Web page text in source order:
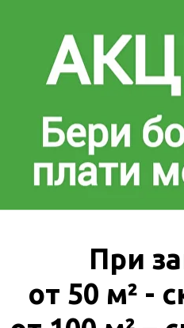
в виде
на цены
мм, 1880х580
При
от 50 м² -